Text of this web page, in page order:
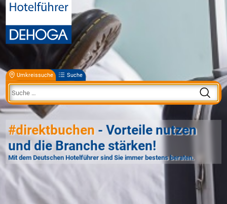
Umkreissuche Suche
#direktbuchen - Vorteile nutzen
und die Branche stärken!
Mit dem Deutschen Hotelführer sind Sie immer bestens beraten.